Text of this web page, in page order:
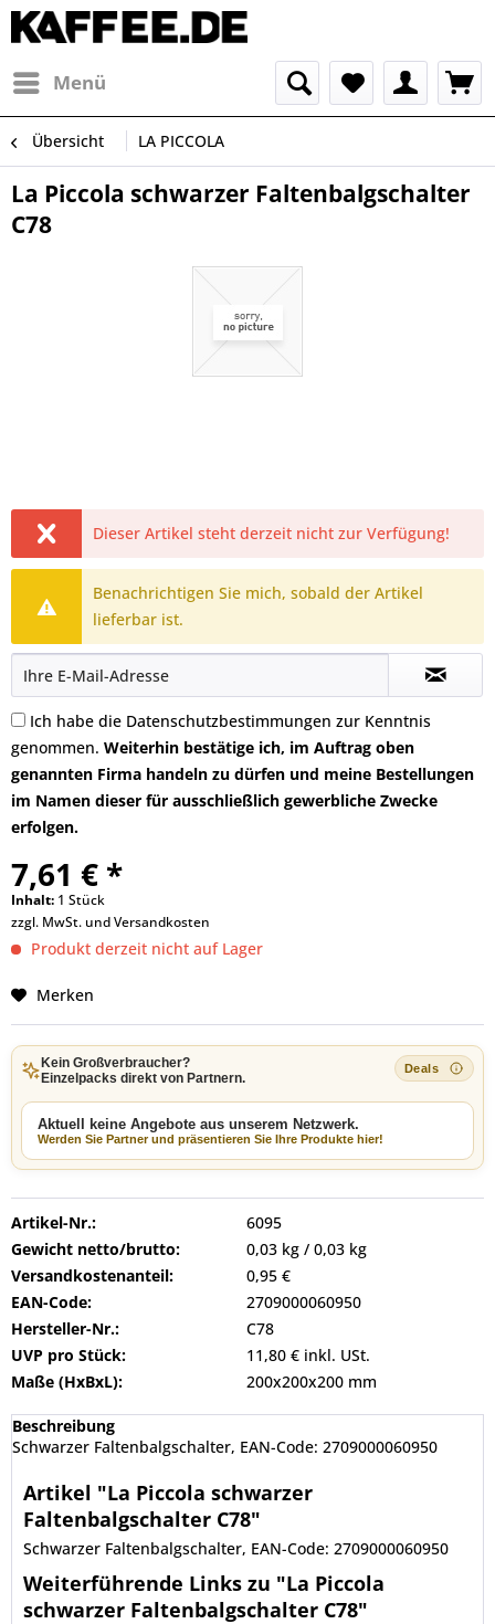
Menü
Übersicht LA PICCOLA
La Piccola schwarzer Faltenbalgschalter
C78
Dieser Artikel steht derzeit nicht zur Verfügung!
Benachrichtigen Sie mich, sobald der Artikel
lieferbar ist.
Ich habe die Datenschutzbestimmungen zur Kenntnis
genommen. Weiterhin bestätige ich, im Auftrag oben
genannten Firma handeln zu dürfen und meine Bestellungen
im Namen dieser für ausschließlich gewerbliche Zwecke
erfolgen.
7,61 € *
Inhalt: 1 Stück
zzgl. MwSt. undVersandkosten
Produkt derzeit nicht auf Lager
Merken
Kein Großverbraucher?
Einzelpacks direkt von Partnern.
Aktuell keine Angebote aus unserem Netzwerk.
Werden Sie Partner und präsentieren Sie Ihre Produkte hier!
Artikel-Nr.:
6095
Gewicht netto/brutto:
0,03 kg / 0,03 kg
Versandkostenanteil:
0,95 €
EAN-Code:
2709000060950
Hersteller-Nr.:
C78
UVP pro Stück:
11,80 € inkl. USt.
Maße (HxBxL):
200x200x200 mm
Beschreibung
Schwarzer Faltenbalgschalter, EAN-Code: 2709000060950
Artikel "La Piccola schwarzer
Faltenbalgschalter C78"
Schwarzer Faltenbalgschalter, EAN-Code: 2709000060950
Weiterführende Links zu "La Piccola
schwarzer Faltenbalgschalter C78"